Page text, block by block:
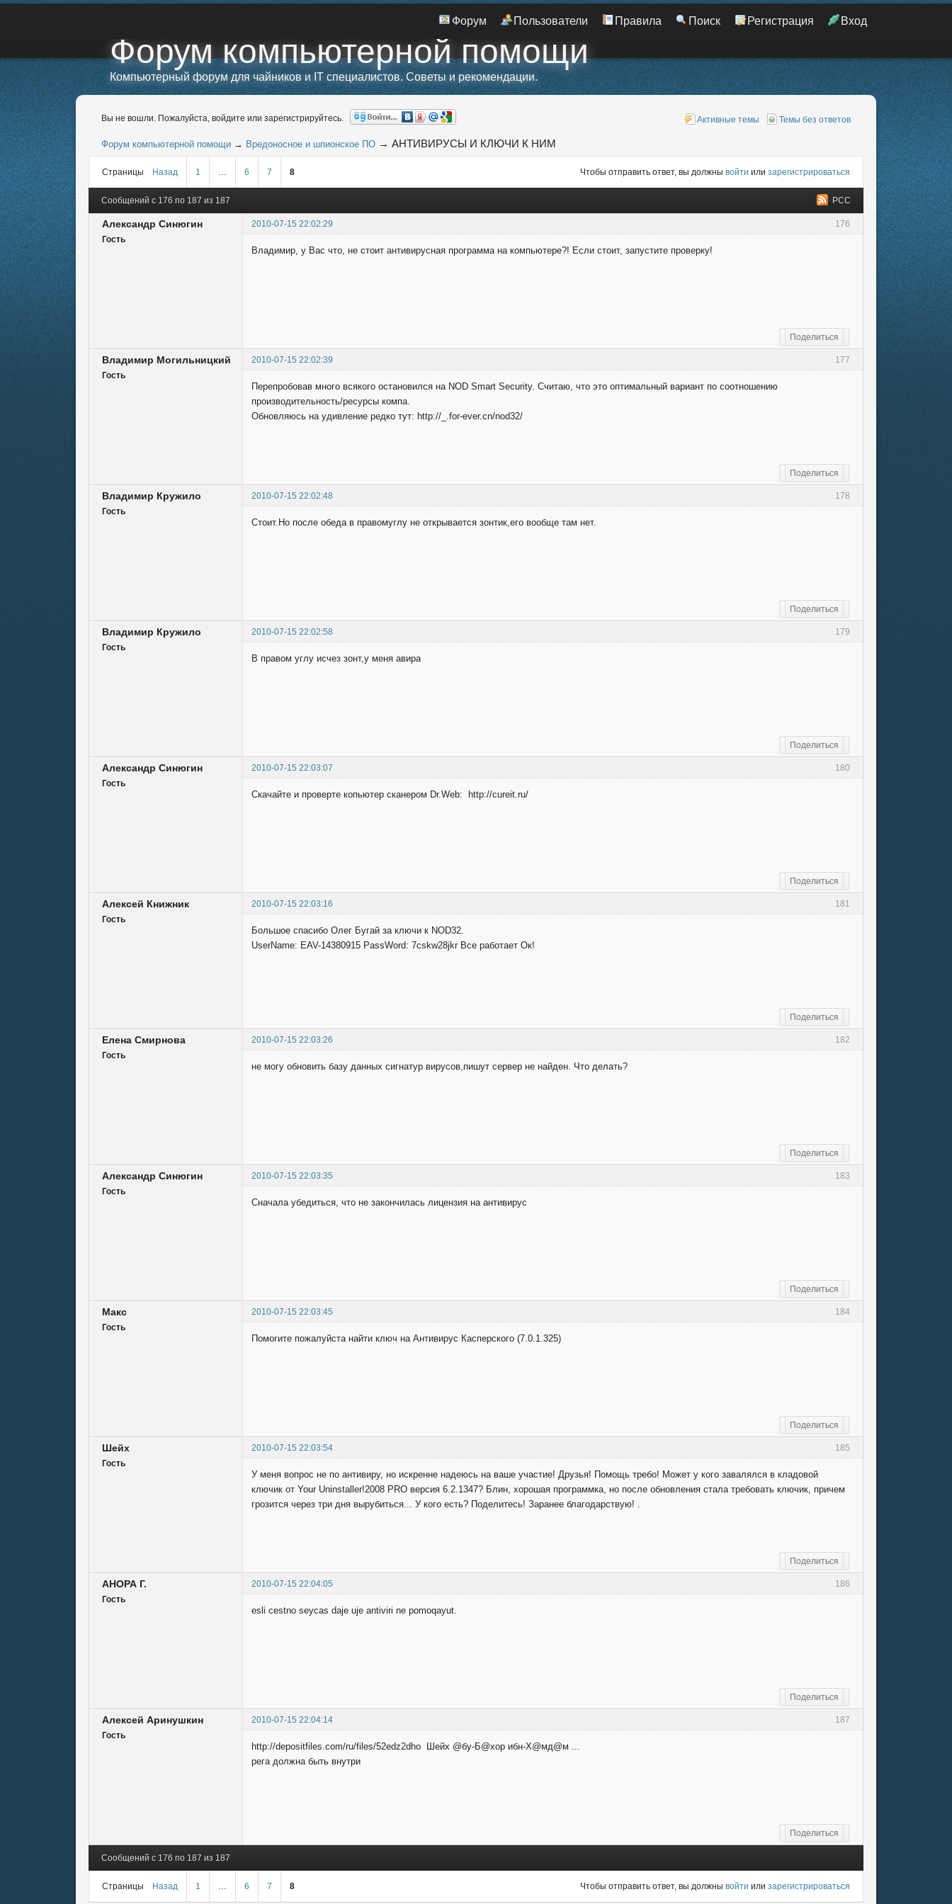
Форум Пользователи Правила Поиск Регистрация Вход
Форум компьютерной помощи
Компьютерный форум для чайников и IT специалистов. Советы и рекомендации.
Вы не вошли. Пожалуйста, войдите или зарегистрируйтесь. Активные темы Темы без ответов
Форум компьютерной помощи → Вредоносное и шпионское ПО →АНТИВИРУСЫ И КЛЮЧИ К НИМ
Страницы Назад 1 6 7 8 Чтобы отправить ответ, вы должны войти или зарегистрироваться
РСС
Сообщений с 176 по 187 из 187
176
Александр Синюгин
2010-07-15 22:02:29
Гость
Владимир, у Вас что, не стоит антивирусная программа на компьютере?! Если стоит, запустите проверку!
Поделиться
177
Владимир Могильницкий
2010-07-15 22:02:39
Гость
Перепробовав много всякого остановился на NOD Smart Security. Считаю, что это оптимальный вариант по соотношению
производительность/ресурсы компа.
Обновляюсь на удивление редко тут: http://_.for-ever.cn/nod32/
Поделиться
178
Владимир Кружило
2010-07-15 22:02:48
Гость
Стоит.Но после обеда в правомуглу не открывается зонтик,его вообще там нет.
Поделиться
179
Владимир Кружило
2010-07-15 22:02:58
Гость
В правом углу исчез зонт,у меня авира
Поделиться
180
Александр Синюгин
2010-07-15 22:03:07
Гость
Скачайте и проверте копьютер сканером Dr.Web: http://cureit.ru/
Поделиться
181
Алексей Книжник
2010-07-15 22:03:16
Гость
Большое спасибо Олег Бугай за ключи к NOD32.
UserName: EAV-14380915 PassWord: 7cskw28jkr Все работает Ок!
Поделиться
182
Елена Смирнова
2010-07-15 22:03:26
Гость
не могу обновить базу данных сигнатур вирусов,пишут сервер не найден. Что делать?
Поделиться
183
Александр Синюгин
2010-07-15 22:03:35
Гость
Сначала убедиться, что не закончилась лицензия на антивирус
Поделиться
184
Mакс
2010-07-15 22:03:45
Гость
Помогите пожалуйста найти ключ на Антивирус Касперского (7.0.1.325)
Поделиться
185
Шейх
2010-07-15 22:03:54
Гость
У меня вопрос не по антивиру, но искренне надеюсь на ваше участие! Друзья! Помощь требо! Может у кого завалялся в кладовой
ключик от Your Uninstaller!2008 PRO версия 6.2.1347? Блин, хорошая программка, но после обновления стала требовать ключик, причем
грозится через три дня вырубиться... У кого есть? Поделитесь! Заранее благодарствую! .
Поделиться
186
АНОРА Г.
2010-07-15 22:04:05
Гость
esli cestno seycas daje uje antiviri ne pomoqayut.
Поделиться
187
Алексей Аринушкин
2010-07-15 22:04:14
Гость
http://depositfiles.com/ru/files/52edz2dho Шейх @бу-Б@хор ибн-Х@мд@м ...
рега должна быть внутри
Поделиться
Сообщений с 176 по 187 из 187
Страницы Назад 1 … 6 7 8 Чтобы отправить ответ, вы должны войти или зарегистрироваться